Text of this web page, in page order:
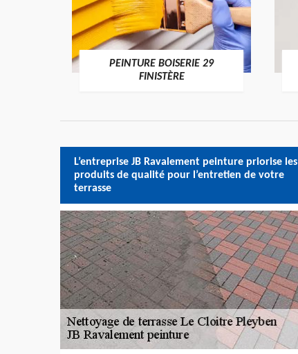
PEINTURE BOISERIE 29
FINISTÈRE
L’entreprise JB Ravalement peinture priorise les
produits de qualité pour l’entretien de votre
terrasse